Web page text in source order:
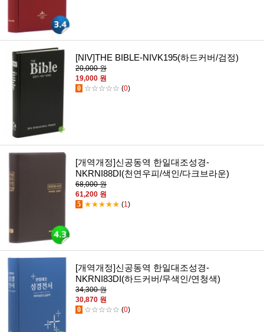
[NIV]THE BIBLE-NIVK195(하드커버/검정)
20,000 원
19,000 원
0 ☆☆☆☆☆ (0)
[개역개정]신공동역 한일대조성경-
NKRNI88DI(천연우피/색인/다크브라운)
68,000 원
61,200 원
5 ★★★★★ (1)
[개역개정]신공동역 한일대조성경-
NKRNI83DI(하드커버/무색인/연청색)
34,300 원
30,870 원
0 ☆☆☆☆☆ (0)